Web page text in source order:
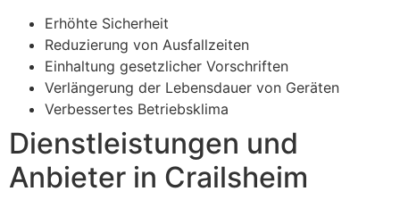
Erhöhte Sicherheit
Reduzierung von Ausfallzeiten
Einhaltung gesetzlicher Vorschriften
Verlängerung der Lebensdauer von Geräten
Verbessertes Betriebsklima
Dienstleistungen und
Anbieter in Crailsheim